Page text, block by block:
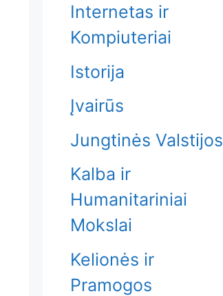
Internetas ir
Kompiuteriai
Istorija
Įvairūs
Jungtinės Valstijos
Kalba ir
Humanitariniai
Mokslai
Kelionės ir
Pramogos